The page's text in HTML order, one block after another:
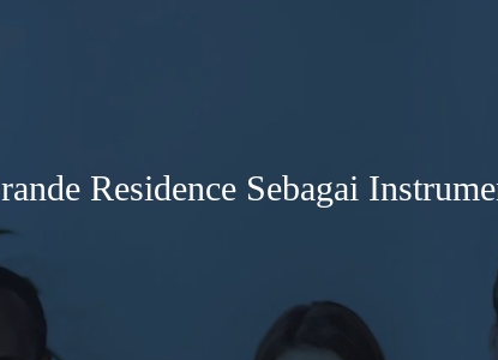
Residence Sebagai